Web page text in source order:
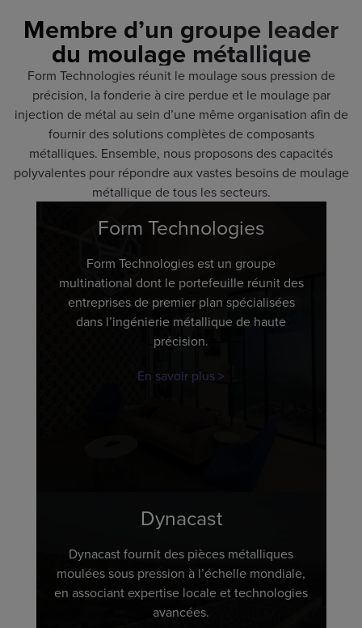
Membre d’un groupe leader
du moulage métallique
Form Technologies réunit le moulage sous pression de
précision, la fonderie à cire perdue et le moulage par
injection de métal au sein d’une même organisation afin de
fournir des solutions complètes de composants
métalliques. Ensemble, nous proposons des capacités
polyvalentes pour répondre aux vastes besoins de moulage
métallique de tous les secteurs.
Form Technologies
Form Technologies est un groupe
multinational dont le portefeuille réunit des
entreprises de premier plan spécialisées
dans l’ingénierie métallique de haute
précision.
En savoir plus
Dynacast
Dynacast fournit des pièces métalliques
moulées sous pression à l’échelle mondiale,
en associant expertise locale et technologies
avancées.